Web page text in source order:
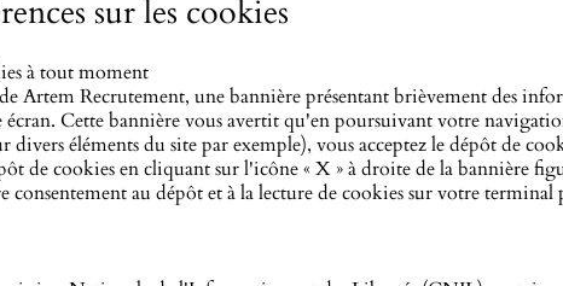
sur les cookies
à tout moment
Artem Recrutement, une bannière présentant brièvement des
Cette bannière vous avertit qu'en poursuivant votre
éléments du site par exemple), vous acceptez le dépôt de
de cookies en cliquant sur l'icône « X » à droite de la bannière
consentement au dépôt et à la lecture de cookies sur votre